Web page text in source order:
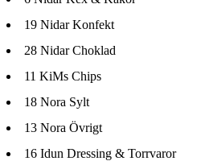
19 Nidar Konfekt
28 Nidar Choklad
11 KiMs Chips
18 Nora Sylt
13 Nora Övrigt
16 Idun Dressing & Torrvaror